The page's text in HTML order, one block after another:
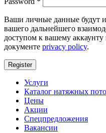
Ваши личные данные будут
вашего дальнейшего
доступом к вашему
документе privacy policy.
Register
Услуги
Каталог натяжных
Цены
Акции
Спецпредложения
Вакансии